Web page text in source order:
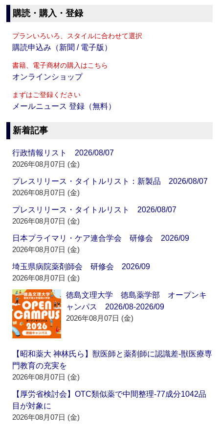
購読・購入・登録
プランいろいろ、スタイルに合わせて選択
購読申込み（新聞 / 電子版）
書籍、電子商材の購入はこちら
オンラインショップ
まずはご登録ください
メールニュース 登録（無料）
新着記事
行政情報リスト 2026/08/07
2026年08月07日 (金)
プレスリリース・タイトルリスト：新製品 2026/08/07
2026年08月07日 (金)
プレスリリース・タイトルリスト 2026/08/07
2026年08月07日 (金)
日本プライマリ・ケア連合学会 研修会 2026/09
2026年08月07日 (金)
埼玉県病院薬剤師会 研修会 2026/09
2026年08月07日 (金)
徳島文理大学 徳島薬学部 オープンキ
ャンパス 2026/08-2026/09
2026年08月07日 (金)
【昭和薬大 神林氏ら】獣医師と薬剤師に認識差‐獣医療専
門教育の充実を
2026年08月07日 (金)
【厚労省検討会】OTC類似薬で中間整理‐77成分1042品
目が対象に
2026年08月07日 (金)